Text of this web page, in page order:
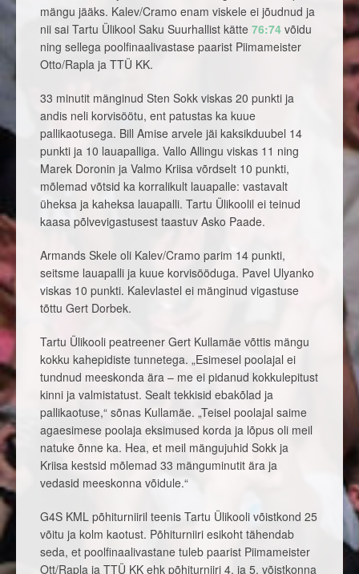
mängu jääks. Kalev/Cramo enam viskele ei jõudnud ja
nii sai Tartu Ülikool Saku Suurhallist kätte 76:74 võidu
ning sellega poolfinaalivastase paarist Piimameister
Otto/Rapla ja TTÜ KK.
33 minutit mänginud Sten Sokk viskas 20 punkti ja
andis neli korvisöötu, ent patustas ka kuue
pallikaotusega. Bill Amise arvele jäi kaksikduubel 14
punkti ja 10 lauapalliga. Vallo Allingu viskas 11 ning
Marek Doronin ja Valmo Kriisa võrdselt 10 punkti,
mõlemad võtsid ka korralikult lauapalle: vastavalt
üheksa ja kaheksa lauapalli. Tartu Ülikoolil ei teinud
kaasa põlvevigastusest taastuv Asko Paade.
Armands Skele oli Kalev/Cramo parim 14 punkti,
seitsme lauapalli ja kuue korvisööduga. Pavel Ulyanko
viskas 10 punkti. Kalevlastel ei mänginud vigastuse
tõttu Gert Dorbek.
Tartu Ülikooli peatreener Gert Kullamäe võttis mängu
kokku kahepidiste tunnetega. „Esimesel poolajal ei
tundnud meeskonda ära – me ei pidanud kokkulepitust
kinni ja valmistatust. Sealt tekkisid ebakõlad ja
pallikaotuse,“ sõnas Kullamäe. „Teisel poolajal saime
agaesimese poolaja eksimused korda ja lõpus oli meil
natuke õnne ka. Hea, et meil mängujuhid Sokk ja
Kriisa kestsid mõlemad 33 mänguminutit ära ja
vedasid meeskonna võidule.“
G4S KML põhiturniiril teenis Tartu Ülikooli võistkond 25
võitu ja kolm kaotust. Põhiturniiri esikoht tähendab
seda, et poolfinaalivastane tuleb paarist Piimameister
Ott/Rapla ja TTÜ KK ehk põhiturniiri 4. ja 5. võistkonna